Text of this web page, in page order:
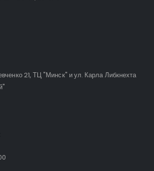
21, ТЦ "Минск" и ул. Карла Либкнехта